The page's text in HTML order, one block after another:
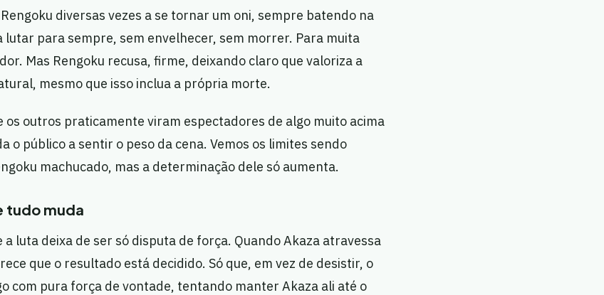
diversas vezes a se tornar um oni, sempre batendo na
lutar para sempre, sem envelhecer, sem morrer. Para muita
Mas Rengoku recusa, firme, deixando claro que valoriza a
mesmo que isso inclua a própria morte.
os outros praticamente viram espectadores de algo muito acima
o público a sentir o peso da cena. Vemos os limites sendo
machucado, mas a determinação dele só aumenta.
tudo muda
a luta deixa de ser só disputa de força. Quando Akaza atravessa
que o resultado está decidido. Só que, em vez de desistir, o
com pura força de vontade, tentando manter Akaza ali até o